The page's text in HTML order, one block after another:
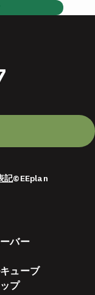
記©EEplan
バー
ューブ
プ